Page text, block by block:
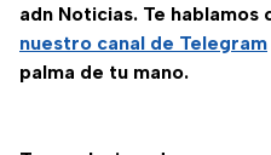
adn Noticias. Te
nuestro canal de Telegram
palma de tu mano.